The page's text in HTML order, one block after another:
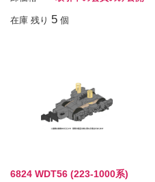
在庫 残り 5 個
6824 WDT56 (223-1000系)